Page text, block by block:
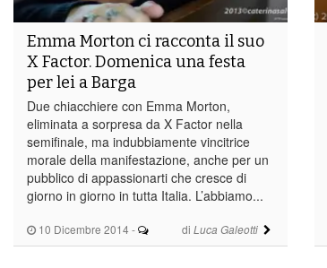
10 Dicembre 2014 - di Luca Galeotti
Emma Morton ci racconta il suo
X Factor. Domenica una festa
per lei a Barga
Due chiacchiere con Emma Morton,
eliminata a sorpresa da X Factor nella
semifinale, ma indubbiamente vincitrice
morale della manifestazione, anche per un
pubblico di appassionarti che cresce di
giorno in giorno in tutta Italia. L’abbiamo...